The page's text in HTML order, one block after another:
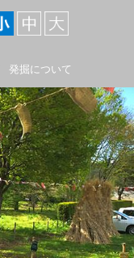
発掘について